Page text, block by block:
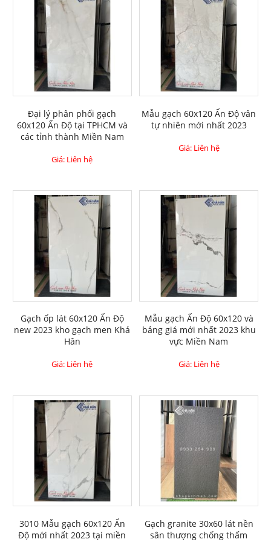
Đại lý phân phối gạch
60x120 Ấn Độ tại TPHCM và
các tỉnh thành Miền Nam
Giá: Liên hệ
Mẫu gạch 60x120 Ấn Độ vân
tự nhiên mới nhất 2023
Giá: Liên hệ
Gạch ốp lát 60x120 Ấn Độ
new 2023 kho gạch men Khả
Hân
Giá: Liên hệ
Mẫu gạch Ấn Độ 60x120 và
bảng giá mới nhất 2023 khu
vực Miền Nam
Giá: Liên hệ
3010 Mẫu gạch 60x120 Ấn
Độ mới nhất 2023 tại miền
Gạch granite 30x60 lát nền
sân thượng chống thấm